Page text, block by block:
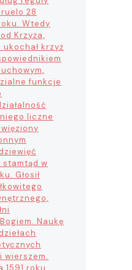
28
Wtedy
Krzyża,
krzyż
funkcje
liczne
stamtąd w
Głosił
Naukę
wierszem.
1591 roku